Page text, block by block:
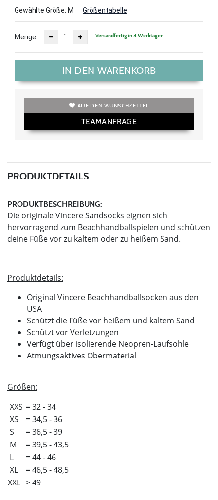
Gewählte Größe: M Größentabelle
Menge Versandfertig in 4 Werktagen
IN DEN WARENKORB
AUF DEN WUNSCHZETTEL
TEAMANFRAGE
PRODUKTDETAILS
PRODUKTBESCHREIBUNG:
Die originale Vincere Sandsocks eignen sich
hervorragend zum Beachhandballspielen und schützen
deine Füße vor zu kaltem oder zu heißem Sand.
Produktdetails:
Original Vincere Beachhandballsocken aus den
USA
Schützt die Füße vor heißem und kaltem Sand
Schützt vor Verletzungen
Verfügt über isolierende Neopren-Laufsohle
Atmungsaktives Obermaterial
Größen:
XXS = 32 - 34
XS
= 34,5 - 36
S
= 36,5 - 39
M
= 39,5 - 43,5
L
= 44 - 46
XL
= 46,5 - 48,5
XXL > 49